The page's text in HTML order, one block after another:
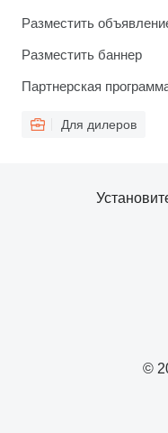
Разместить
Разместить баннер
Партнерская
Для дилеров
©